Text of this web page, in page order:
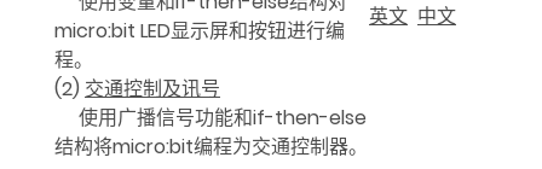
micro:bit LED显示屏和按钮进行编
程。
(2) 交通控制及讯号
使用广播信号功能和if-then-else
结构将micro:bit编程为交通控制器。
英文 中文